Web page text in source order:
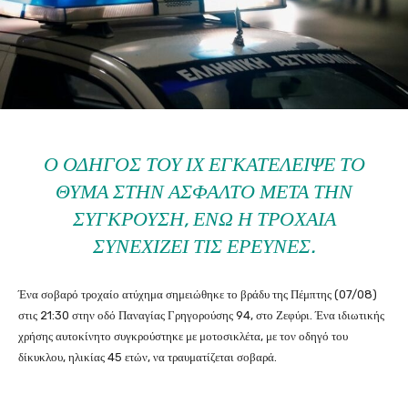
Ο ΟΔΗΓΌΣ ΤΟΥ ΙΧ ΕΓΚΑΤΈΛΕΙΨΕ ΤΟ
ΘΎΜΑ ΣΤΗΝ ΆΣΦΑΛΤΟ ΜΕΤΆ ΤΗΝ
ΣΎΓΚΡΟΥΣΗ, ΕΝΏ Η ΤΡΟΧΑΊΑ
ΣΥΝΕΧΊΖΕΙ ΤΙΣ ΈΡΕΥΝΕΣ.
Ένα σοβαρό τροχαίο ατύχημα σημειώθηκε το βράδυ της Πέμπτης (07/08)
στις 21:30 στην οδό Παναγίας Γρηγορούσης 94, στο Ζεφύρι. Ένα ιδιωτικής
χρήσης αυτοκίνητο συγκρούστηκε με μοτοσικλέτα, με τον οδηγό του
δίκυκλου, ηλικίας 45 ετών, να τραυματίζεται σοβαρά.